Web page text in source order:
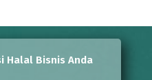
Halal Bisnis Anda